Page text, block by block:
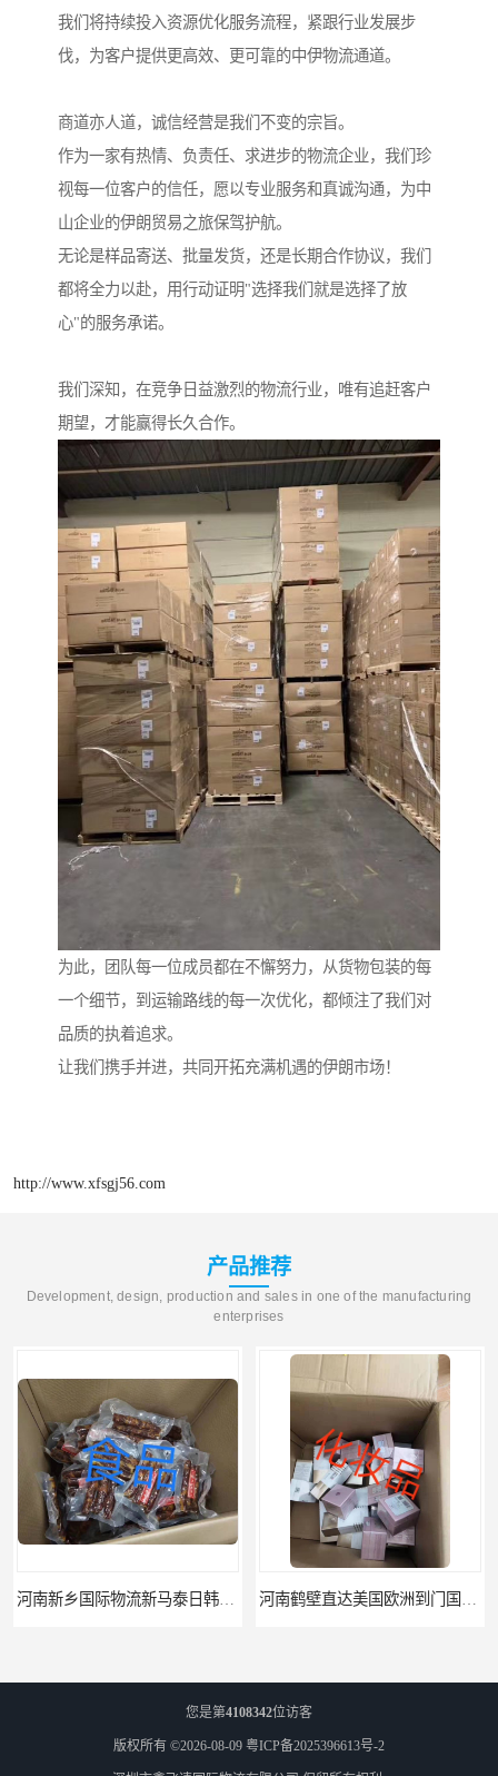
我们将持续投入资源优化服务流程，紧跟行业发展步
伐，为客户提供更高效、更可靠的中伊物流通道。
商道亦人道，诚信经营是我们不变的宗旨。
作为一家有热情、负责任、求进步的物流企业，我们珍
视每一位客户的信任，愿以专业服务和真诚沟通，为中
山企业的伊朗贸易之旅保驾护航。
无论是样品寄送、批量发货，还是长期合作协议，我们
都将全力以赴，用行动证明"选择我们就是选择了放
心"的服务承诺。
我们深知，在竞争日益激烈的物流行业，唯有追赶客户
期望，才能赢得长久合作。
为此，团队每一位成员都在不懈努力，从货物包装的每
一个细节，到运输路线的每一次优化，都倾注了我们对
品质的执着追求。
让我们携手并进，共同开拓充满机遇的伊朗市场！
http://www.xfsgj56.com
产品推荐
Development, design, production and sales in one of the manufacturing
enterprises
河南新乡国际物流新马泰日韩菲律宾老挝缅甸印尼柬埔寨双清包税 河南鹤壁直达美国欧洲到门国际快递药品口罩洗手液消毒水防护衣
您是第4108342位访客
版权所有 ©2026-08-09 粤ICP备2025396613号-2